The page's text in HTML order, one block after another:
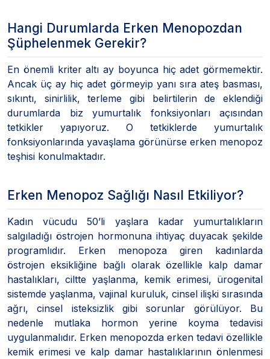
Hangi Durumlarda Erken Menopozdan
Şüphelenmek Gerekir?
En önemli kriter altı ay boyunca hiç adet görmemektir.
Ancak üç ay hiç adet görmeyip yanı sıra ateş basması,
sıkıntı, sinirlilik, terleme gibi belirtilerin de eklendiği
durumlarda biz yumurtalık fonksiyonları açısından
tetkikler yapıyoruz. O tetkiklerde yumurtalık
fonksiyonlarında yavaşlama görünürse erken menopoz
teşhisi konulmaktadır.
Erken Menopoz Sağlığı Nasıl Etkiliyor?
Kadın vücudu 50’li yaşlara kadar yumurtalıkların
salgıladığı östrojen hormonuna ihtiyaç duyacak şekilde
programlıdır. Erken menopoza giren kadınlarda
östrojen eksikliğine bağlı olarak özellikle kalp damar
hastalıkları, ciltte yaşlanma, kemik erimesi, ürogenital
sistemde yaşlanma, vajinal kuruluk, cinsel ilişki sırasında
ağrı, cinsel isteksizlik gibi sorunlar görülüyor. Bu
nedenle mutlaka hormon yerine koyma tedavisi
uygulanmalıdır. Erken menopozda erken tedavi özellikle
kemik erimesi ve kalp damar hastalıklarının önlenmesi